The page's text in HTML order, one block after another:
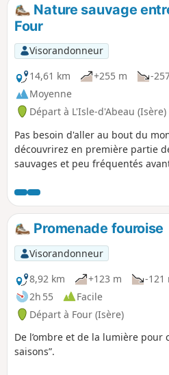
Nature sauvage
Four
Visorandonneur
14,61 km
+255 m -
Moyenne
Départ à L'Isle-d'Abeau (Isère)
Pas besoin d'aller au bout du
découvrirez en première partie
sauvages et peu fréquentés
Promenade fouroise
Visorandonneur
8,92 km
+123 m
-121
2h 55
Facile
Départ à Four (Isère)
De l’ombre et de la lumière pour
saisons”.